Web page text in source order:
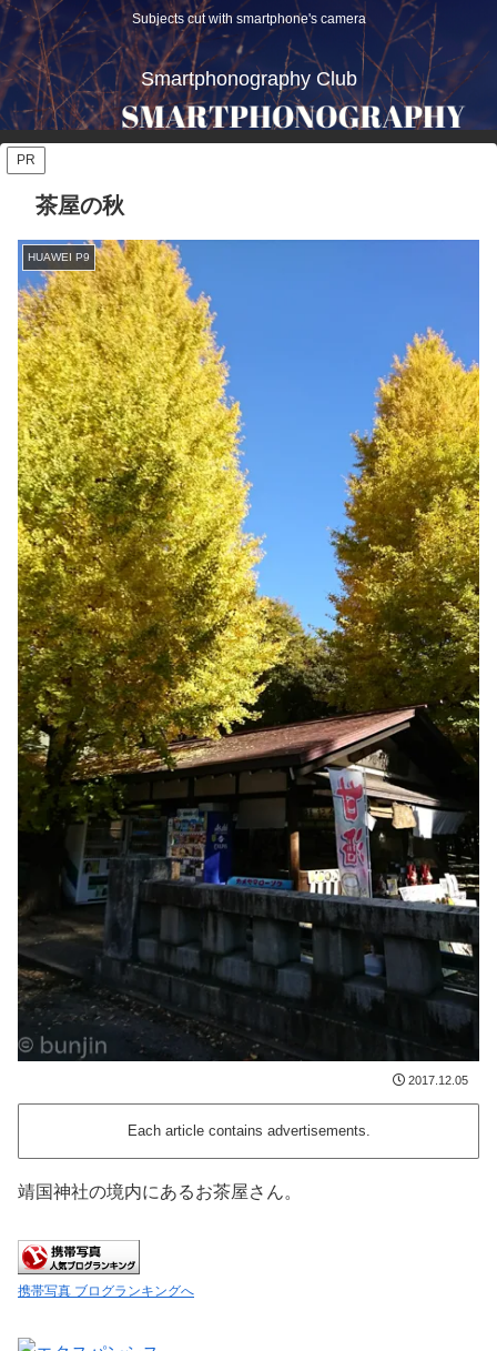
Subjects cut with smartphone's camera
Smartphonography Club
PR
茶屋の秋
HUAWEI P9
2017.12.05
Each article contains advertisements.
靖国神社の境内にあるお茶屋さん。
携帯写真 ブログランキングへ